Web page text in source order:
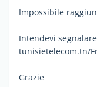
Impossibile
Intendevi
tunisietelecom.tn/
Grazie